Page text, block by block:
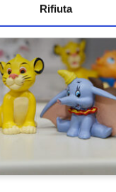
Rifiuta